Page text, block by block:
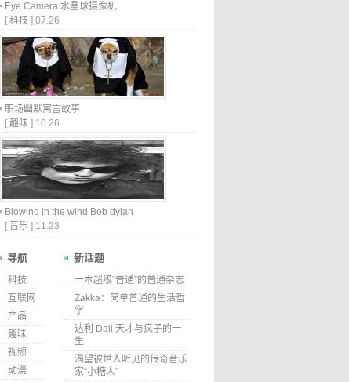
Eye Camera 水晶球摄像机
[ 科技 ] 07.26
职场幽默寓言故事
[ 趣味 ] 10.26
Blowing in the wind Bob dylan
[ 音乐 ] 11.23
导航
科技
互联网
产品
趣味
视频
动漫
新话题
一本超级“普通”的普通杂志
Zakka：简单普通的生活哲
学
达利 Dali 天才与疯子的一
生
渴望被世人听见的传奇音乐
家“小糖人”